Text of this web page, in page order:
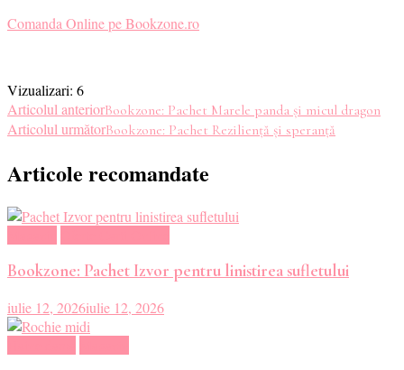
Comanda Online pe Bookzone.ro
Vizualizari: 6
Navigare
în
articole
Articolul anteriorBookzone: Pachet Marele panda și micul dragon
Articolul următorBookzone: Pachet Reziliență și speranță
Articole recomandate
Bookzone: Pachet Izvor pentru linistirea sufletului
iulie 12, 2026iulie 12, 2026